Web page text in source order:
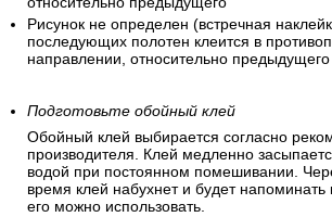
Рисунок не определен (встречная
последующих полотен клеится в
направлении, относительно предыдущего
Подготовьте обойный клей
Обойный клей выбирается согласно
производителя. Клей медленно
водой при постоянном помешивании.
время клей набухнет и будет напоминать
его можно использовать.